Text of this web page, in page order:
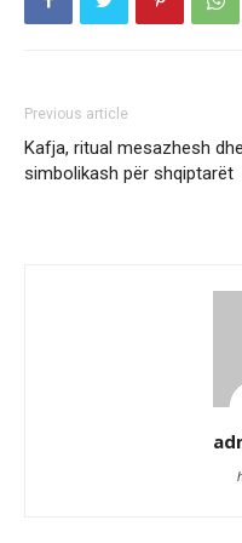
Previous article
Kafja, ritual mesazhesh dhe
simbolikash për shqiptarët